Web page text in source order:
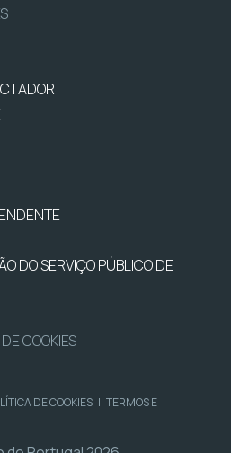
DO SERVIÇO PÚBLICO DE
COOKIES
DE COOKIES | TERMOS E